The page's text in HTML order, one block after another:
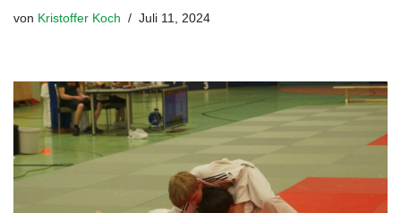
von Kristoffer Koch Juli 11, 2024